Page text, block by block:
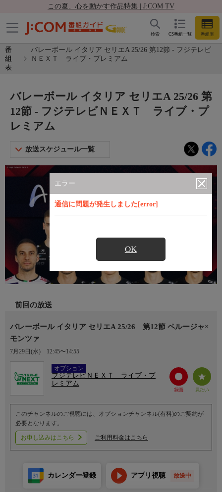
この夏、心を動かす作品特集 | J:COM TV
CS番組一覧 番組表
検索
番
組
表
バレーボール イタリア セリエA 25/26 第12節 - フジテレビ
ＮＥＸＴ ライブ・プレミアム
エラー
通信に問題が発生しました[error]
OK
バレーボール イタリア セリエA 25/26 第
12節 - フジテレビＮＥＸＴ ライブ・プ
レミアム
放送スケジュール一覧
前回の放送
バレーボール イタリア セリエA 25/26 第12節 ペルージャ×
モンツァ
7月29日(水) 12:45〜14:55
オプション
Ch.752
フジテレビＮＥＸＴ ライブ・プ
レミアム
このチャンネルのご視聴には、オプションチャンネル(有料)のご契約が
必要となります。
お申し込みはこちら ご利用料金はこちら
カレンダー登録 アプリ視聴 放送中